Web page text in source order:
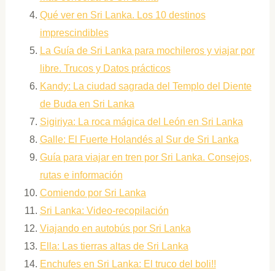
Qué ver en Sri Lanka. Los 10 destinos
imprescindibles
La Guía de Sri Lanka para mochileros y viajar por
libre. Trucos y Datos prácticos
Kandy: La ciudad sagrada del Templo del Diente
de Buda en Sri Lanka
Sigiriya: La roca mágica del León en Sri Lanka
Galle: El Fuerte Holandés al Sur de Sri Lanka
Guía para viajar en tren por Sri Lanka. Consejos,
rutas e información
Comiendo por Sri Lanka
Sri Lanka: Video-recopilación
Viajando en autobús por Sri Lanka
Ella: Las tierras altas de Sri Lanka
Enchufes en Sri Lanka: El truco del boli!!